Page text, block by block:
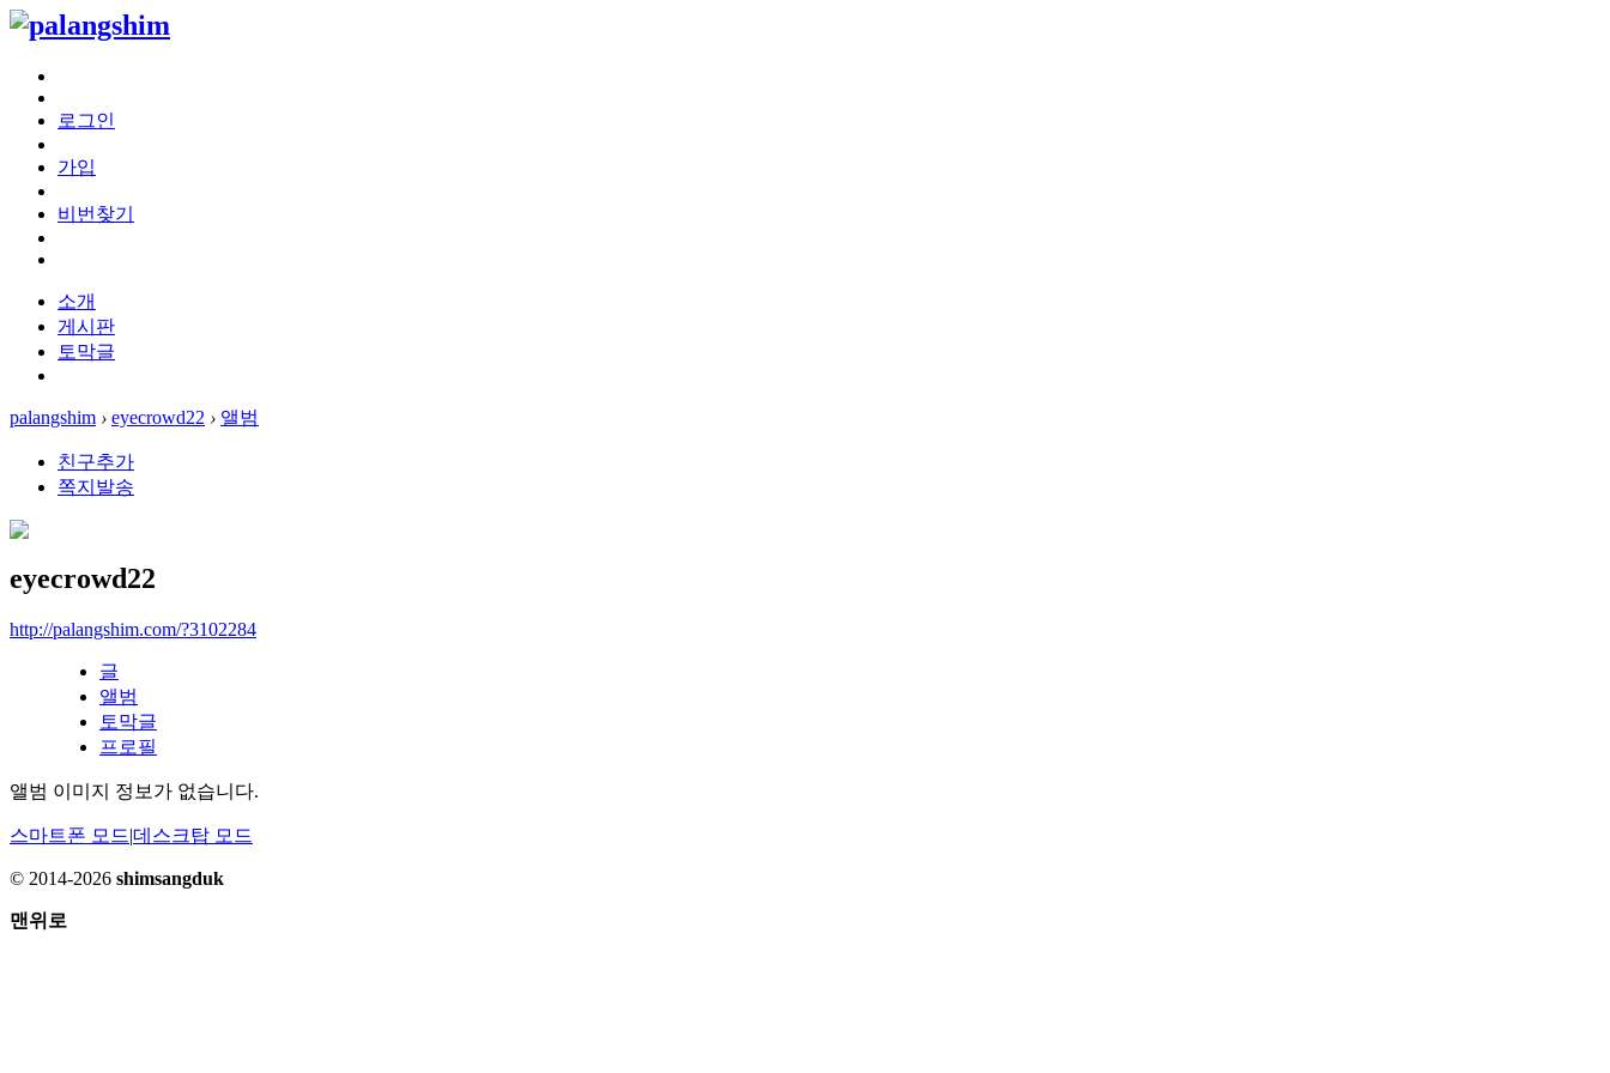
로그인
가입
비번찾기
소개
게시판
토막글
palangshim › eyecrowd22 › 앨범
친구추가
쪽지발송
eyecrowd22
http://palangshim.com/?3102284
글
앨범
토막글
프로필
앨범 이미지 정보가 없습니다.
스마트폰 모드|데스크탑 모드
© 2014-2026 shimsangduk
맨위로